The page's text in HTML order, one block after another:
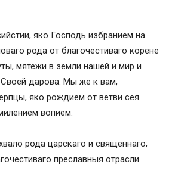
царю Николаю, глас 3
царю Николаю
царю Николаю
Страстотерпцам:
Страстотерпцам:
историческая литература о
Николае,
Татьяне и Анастасии:
яко Господь избранием на
рода от благочестиваго корене
мятежи в земли нашей и мир и
дарова. Мы же к вам,
яко рождием от ветви сея
вопием:
рода царскаго и священнаго;
преславныя отрасли.